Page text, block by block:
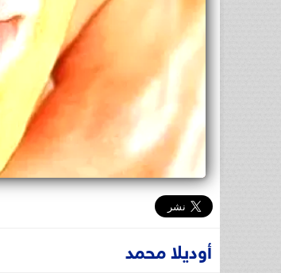
أوديلا محمد